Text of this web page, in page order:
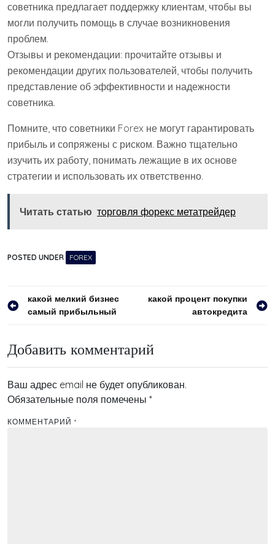
советника предлагает поддержку клиентам, чтобы вы
могли получить помощь в случае возникновения
проблем.
Отзывы и рекомендации: прочитайте отзывы и
рекомендации других пользователей, чтобы получить
представление об эффективности и надежности
советника.
Помните, что советники Forex не могут гарантировать
прибыль и сопряжены с риском. Важно тщательно
изучить их работу, понимать лежащие в их основе
стратегии и использовать их ответственно.
Читать статью торговля форекс метатрейдер
POSTED UNDER FOREX
Навигация
какой мелкий бизнес
самый прибыльный
какой процент покупки
автокредита
Добавить комментарий
Ваш адрес email не будет опубликован.
Обязательные поля помечены *
КОММЕНТАРИЙ *